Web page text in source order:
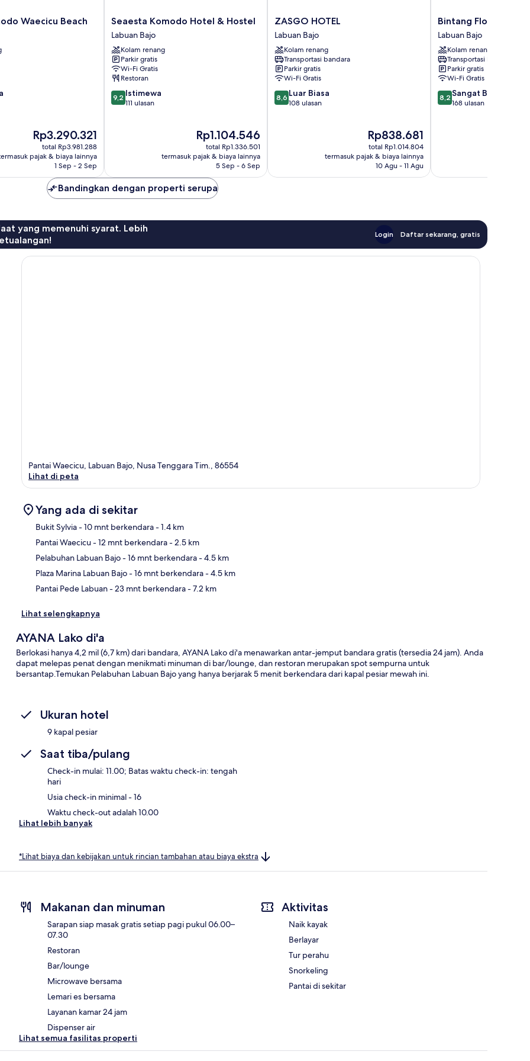
Waecicu Beach
Harga
sekarang
Rp3.290.321
Rp3.290.321
total Rp3.981.288
pajak & biaya lainnya
1 Sep - 2 Sep
Seaesta
Komodo
Hotel
&
Hostel
Labuan
Bajo
Seaesta Komodo Hotel & Hostel
Labuan Bajo
Kolam renang
Parkir gratis
Wi-Fi Gratis
Restoran
9.2
dari
9,2 Istimewa
111 ulasan
Harga
sekarang
Rp1.104.546
Rp1.104.546
total Rp1.336.501
termasuk pajak & biaya lainnya
5 Sep - 6 Sep
ZASGO
HOTEL
Labuan
Bajo
ZASGO HOTEL
Labuan Bajo
Kolam renang
Transportasi bandara
Parkir gratis
Wi-Fi Gratis
8.6
dari
8,6 Luar Biasa
108 ulasan
Harga
sekarang
Rp838.681
Rp838.681
total Rp1.014.804
termasuk pajak & biaya lainnya
10 Agu - 11 Agu
Bintang
Flores
Hotel
Labuan
Bajo
Bintang Flores Hotel
Labuan Bajo
Kolam renang
Transportasi bandara
Parkir gratis
Wi-Fi Gratis
8.2
dari
8,2 Sangat Baik
168 ulasan
Bandingkan dengan properti serupa
yang memenuhi syarat. Lebih
Login Daftar sekarang, gratis
Pantai Waecicu, Labuan Bajo, Nusa Tenggara Tim., 86554
Lihat di peta
Yang ada di sekitar
Bukit Sylvia- 10 mnt berkendara- 1.4 km
Pantai Waecicu- 12 mnt berkendara- 2.5 km
Pelabuhan Labuan Bajo- 16 mnt berkendara- 4.5 km
Plaza Marina Labuan Bajo- 16 mnt berkendara- 4.5 km
Pantai Pede Labuan- 23 mnt berkendara- 7.2 km
Lihat selengkapnya
AYANA Lako di'a
Berlokasi hanya 4,2 mil (6,7 km) dari bandara, AYANA Lako di'a menawarkan antar-jemput bandara gratis (tersedia 24 jam). Anda
dapat melepas penat dengan menikmati minuman di bar/lounge, dan restoran merupakan spot sempurna untuk
bersantap.Temukan Pelabuhan Labuan Bajo yang hanya berjarak 5 menit berkendara dari kapal pesiar mewah ini.
Ukuran hotel
9 kapal pesiar
Saat tiba/pulang
Check-in mulai: 11.00; Batas waktu check-in: tengah
hari
Usia check-in minimal - 16
Waktu check-out adalah 10.00
Lihat lebih banyak
*Lihat biaya dan kebijakan untuk rincian tambahan atau biaya ekstra
Makanan dan minuman
Sarapan siap masak gratis setiap pagi pukul 06.00–
07.30
Restoran
Bar/lounge
Microwave bersama
Lemari es bersama
Layanan kamar 24 jam
Dispenser air
Aktivitas
Naik kayak
Berlayar
Tur perahu
Snorkeling
Pantai di sekitar
Lihat semua fasilitas properti